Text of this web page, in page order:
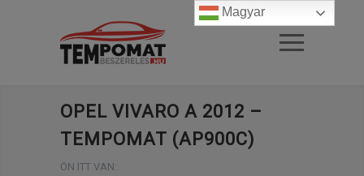
OPEL VIVARO A 2012 –
TEMPOMAT (AP900C)
ÖN ITT VAN:
Magyar